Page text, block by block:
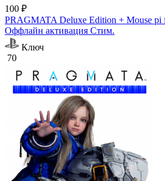
100 ₽
PRAGMATA Deluxe Edition + Mouse pi
Оффлайн активация Cтим.
Ключ
70